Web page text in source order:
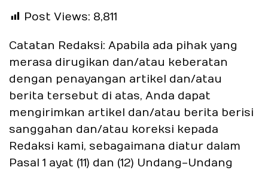
Post Views: 8,811
Catatan Redaksi: Apabila ada pihak yang
merasa dirugikan dan/atau keberatan
dengan penayangan artikel dan/atau
berita tersebut di atas, Anda dapat
mengirimkan artikel dan/atau berita berisi
sanggahan dan/atau koreksi kepada
Redaksi kami, sebagaimana diatur dalam
Pasal 1 ayat (11) dan (12) Undang-Undang